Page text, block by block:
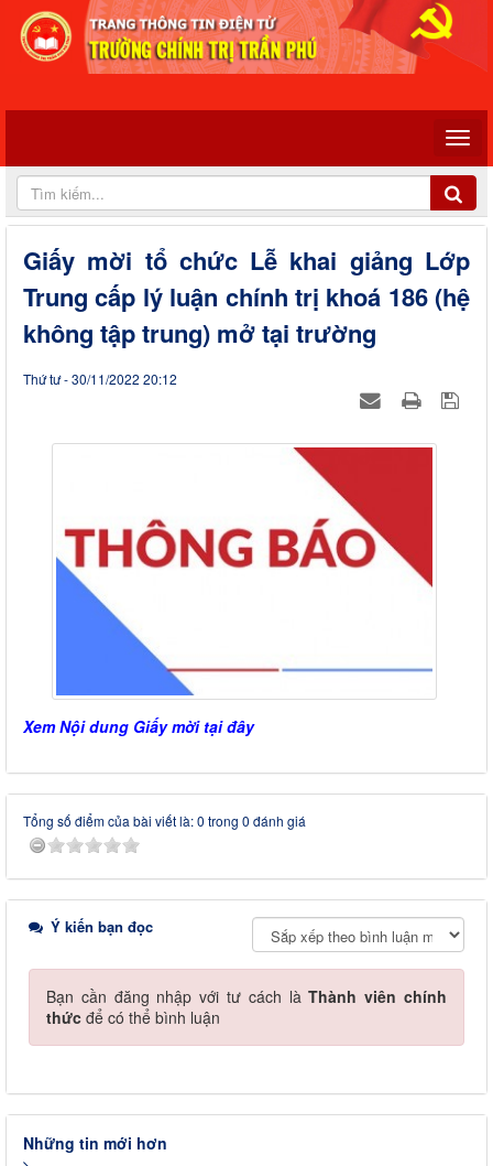
Giấy mời tổ chức Lễ khai giảng Lớp
Trung cấp lý luận chính trị khoá 186 (hệ
không tập trung) mở tại trường
Thứ tư - 30/11/2022 20:12
Xem Nội dung Giấy mời tại đây
Tổng số điểm của bài viết là: 0 trong 0 đánh giá
Ý kiến bạn đọc
Bạn cần đăng nhập với tư cách làThành viên chính
thức để có thể bình luận
Những tin mới hơn